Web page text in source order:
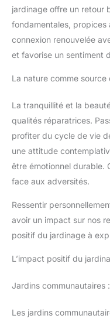
jardinage offre un retour
fondamentales, propices
connexion renouvelée
et favorise un sentiment
La nature comme source
La tranquillité et la
qualités réparatrices.
profiter du cycle de vie
une attitude
être émotionnel durable.
face aux adversités.
Ressentir
avoir un impact sur nos
positif du jardinage à
L’impact positif du
Jardins communautaires
Les jardins